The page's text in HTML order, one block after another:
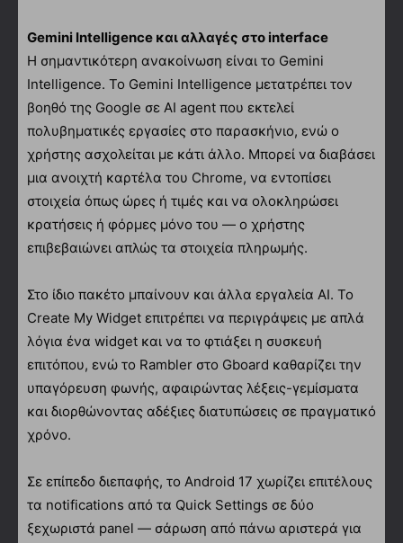
Gemini Intelligence και αλλαγές στο interface
Η σημαντικότερη ανακοίνωση είναι το Gemini
Intelligence. Το Gemini Intelligence μετατρέπει τον
βοηθό της Google σε AI agent που εκτελεί
πολυβηματικές εργασίες στο παρασκήνιο, ενώ ο
χρήστης ασχολείται με κάτι άλλο. Μπορεί να διαβάσει
μια ανοιχτή καρτέλα του Chrome, να εντοπίσει
στοιχεία όπως ώρες ή τιμές και να ολοκληρώσει
κρατήσεις ή φόρμες μόνο του — ο χρήστης
επιβεβαιώνει απλώς τα στοιχεία πληρωμής.
Στο ίδιο πακέτο μπαίνουν και άλλα εργαλεία AI. Το
Create My Widget επιτρέπει να περιγράψεις με απλά
λόγια ένα widget και να το φτιάξει η συσκευή
επιτόπου, ενώ το Rambler στο Gboard καθαρίζει την
υπαγόρευση φωνής, αφαιρώντας λέξεις-γεμίσματα
και διορθώνοντας αδέξιες διατυπώσεις σε πραγματικό
χρόνο.
Σε επίπεδο διεπαφής, το Android 17 χωρίζει επιτέλους
τα notifications από τα Quick Settings σε δύο
ξεχωριστά panel — σάρωση από πάνω αριστερά για